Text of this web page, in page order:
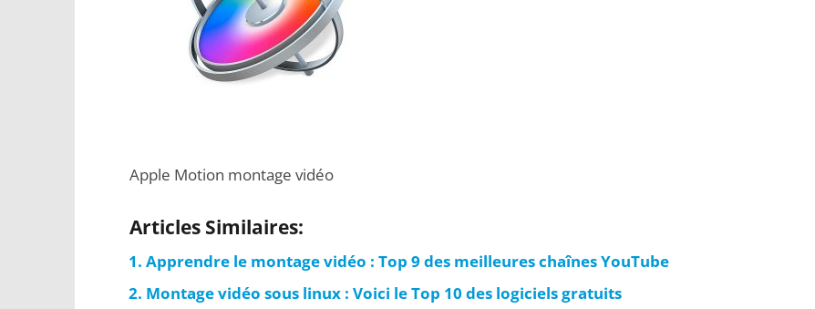
Apple Motion montage vidéo
Articles Similaires:
Apprendre le montage vidéo : Top 9 des meilleures chaînes YouTube
Montage vidéo sous linux : Voici le Top 10 des logiciels gratuits